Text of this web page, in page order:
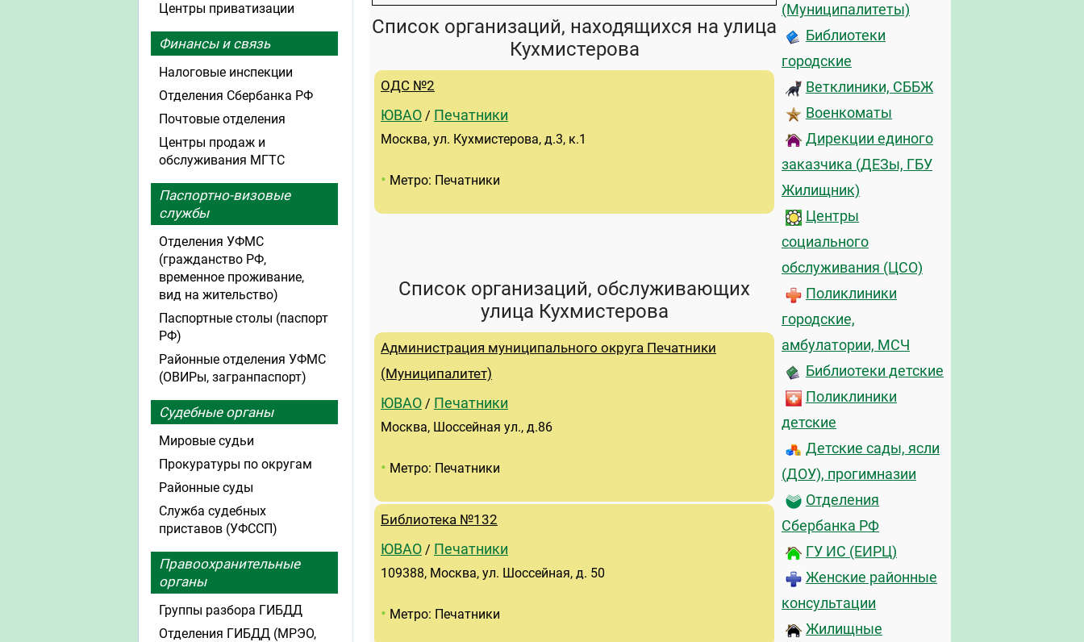
Список организаций, находящихся на улица
Кухмистерова
ОДС №2
ЮВАО / Печатники
Москва, ул. Кухмистерова, д.3, к.1
• Метро: Печатники
Список организаций, обслуживающих
улица Кухмистерова
Администрация муниципального округа Печатники
(Муниципалитет)
ЮВАО / Печатники
Москва, Шоссейная ул., д.86
• Метро: Печатники
Библиотека №132
ЮВАО / Печатники
109388, Москва, ул. Шоссейная, д. 50
• Метро: Печатники
(Муниципалитеты)
Библиотеки
городские
Ветклиники, СББЖ
Военкоматы
Дирекции единого
заказчика (ДЕЗы, ГБУ
Жилищник)
Центры
социального
обслуживания (ЦСО)
Поликлиники
городские,
амбулатории, МСЧ
Библиотеки детские
Поликлиники
детские
Детские сады, ясли
(ДОУ), прогимназии
Отделения
Сбербанка РФ
ГУ ИС (ЕИРЦ)
Женские районные
консультации
Жилищные
Центры приватизации
Финансы и связь
Налоговые инспекции
Отделения Сбербанка РФ
Почтовые отделения
Центры продаж и
обслуживания МГТС
Паспортно-визовые
службы
Отделения УФМС
(гражданство РФ,
временное проживание,
вид на жительство)
Паспортные столы (паспорт
РФ)
Районные отделения УФМС
(ОВИРы, загранпаспорт)
Судебные органы
Мировые судьи
Прокуратуры по округам
Районные суды
Служба судебных
приставов (УФССП)
Правоохранительные
органы
Группы разбора ГИБДД
Отделения ГИБДД (МРЭО,